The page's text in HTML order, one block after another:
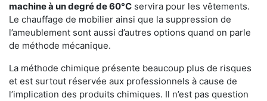
machine à un degré de 60°C servira pour les vêtements.
Le chauffage de mobilier ainsi que la suppression de
l’ameublement sont aussi d’autres options quand on parle
de méthode mécanique.
La méthode chimique présente beaucoup plus de risques
et est surtout réservée aux professionnels à cause de
l’implication des produits chimiques. Il n’est pas question